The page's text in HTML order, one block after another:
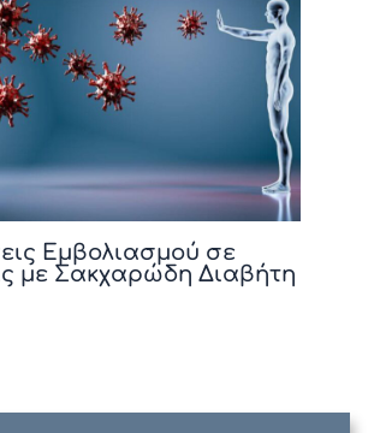
Εμβολιασμού σε
με Σακχαρώδη Διαβήτη